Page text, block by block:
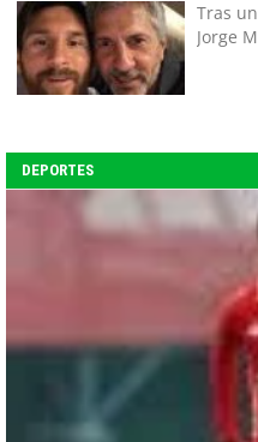
Tras
Jorge
DEPORTES